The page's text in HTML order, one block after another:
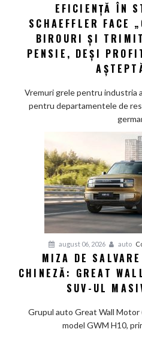
EFICIENȚĂ ÎN
SCHAEFFLER FACE
BIROURI ȘI
PENSIE, DEȘI
Vremuri grele pentru industria
pentru departamentele de
august 06, 2026 auto
MIZA DE
CHINEZĂ: GREAT
SUV-UL
Grupul auto Great Wall Motor
model GWM H10,